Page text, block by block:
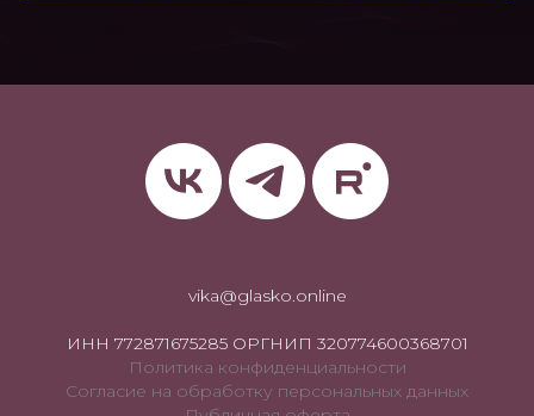
vika@glasko.online
ИНН 772871675285 ОРГНИП 320774600368701
Политика конфиденциальности
Согласие на обработку персональных данных